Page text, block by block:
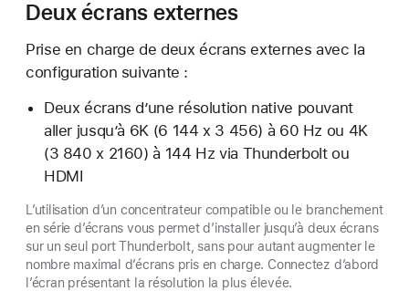
Deux écrans externes
Prise en charge de deux écrans externes avec la
configuration suivante :
Deux écrans d’une résolution native pouvant
aller jusqu’à 6K (6 144 x 3 456) à 60 Hz ou 4K
(3 840 x 2160) à 144 Hz via Thunderbolt ou
HDMI
L’utilisation d’un concentrateur compatible ou le branchement
en série d’écrans vous permet d’installer jusqu’à deux écrans
sur un seul port Thunderbolt, sans pour autant augmenter le
nombre maximal d’écrans pris en charge. Connectez d’abord
l’écran présentant la résolution la plus élevée.